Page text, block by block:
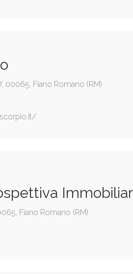
00065, Fiano Romano (RM)
Fiano Romano (RM)